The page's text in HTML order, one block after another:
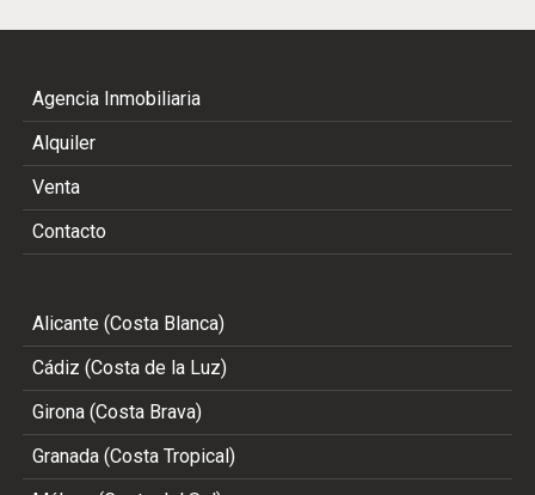
Agencia Inmobiliaria
Alquiler
Venta
Contacto
Alicante (Costa Blanca)
Cádiz (Costa de la Luz)
Girona (Costa Brava)
Granada (Costa Tropical)